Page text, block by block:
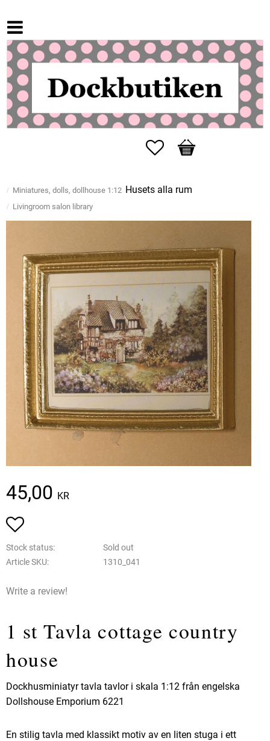
Favorites
Basket
Miniatures, dolls, dollhouse 1:12 Husets alla rum
Livingroom salon library
45,00 KR
Add to favorites
Stock status
Sold out
Article SKU
1310_041
Write a review!
1 st Tavla cottage country
house
Dockhusminiatyr tavla tavlor i skala 1:12 från engelska
Dollshouse Emporium 6221
En stilig tavla med klassikt motiv av en liten stuga i ett